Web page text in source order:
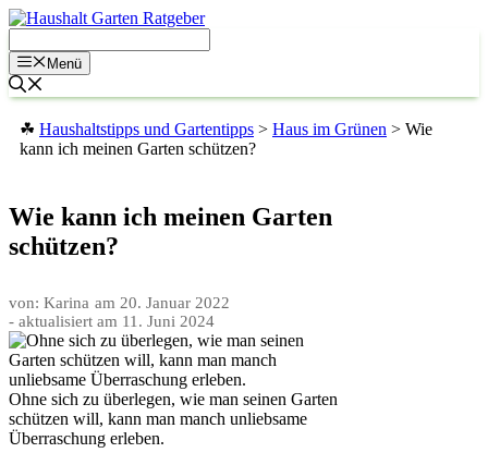
Zum
springenMenü
☘ Haushaltstipps und Gartentipps > Haus im Grünen > Wie
kann ich meinen Garten schützen?
Wie kann ich meinen Garten
schützen?
von: Karina am 20. Januar 2022
- aktualisiert am 11. Juni 2024
Ohne sich zu überlegen, wie man seinen Garten
schützen will, kann man manch unliebsame
Überraschung erleben.